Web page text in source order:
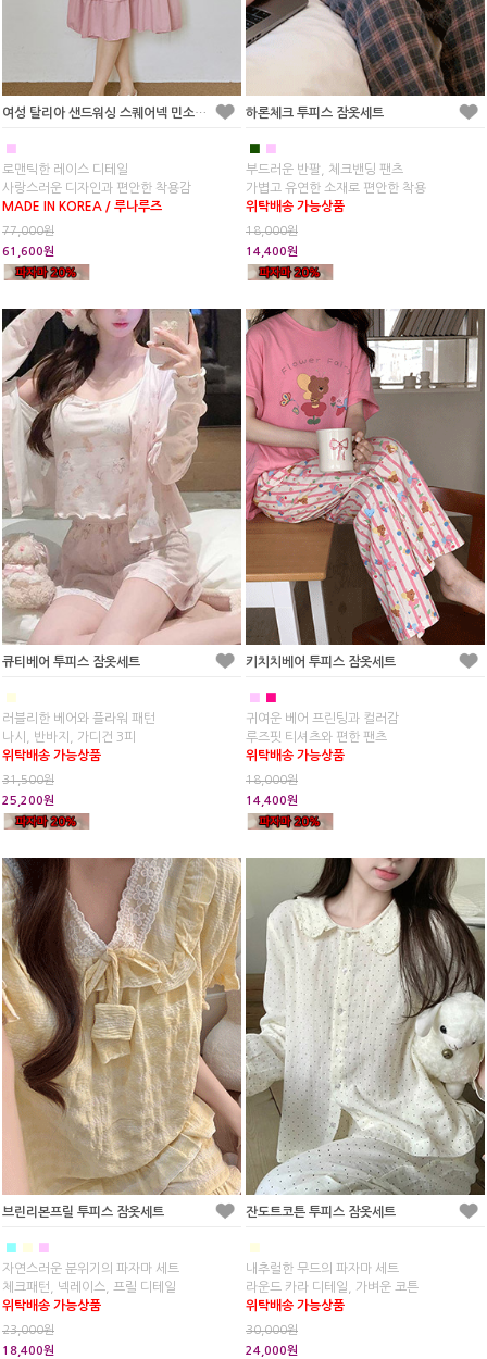
여성 탈리아 샌드워싱 스퀘어넥 민소매 원피스 잠옷
■
로맨틱한 레이스 디테일
사랑스러운 디자인과 편안한 착용감
MADE IN KOREA / 루나루즈
77,000원
61,600원
하론체크 투피스 잠옷세트
■ ■
부드러운 반팔, 체크밴딩 팬츠
가볍고 유연한 소재로 편안한 착용
위탁배송 가능상품
18,000원
14,400원
큐티베어 투피스 잠옷세트
러블리한 베어와 플라워 패턴
나시, 반바지, 가디건 3피
위탁배송 가능상품
31,500원
25,200원
키치치베어 투피스 잠옷세트
■
귀여운 베어 프린팅과 컬러감
루즈핏 티셔츠와 편한 팬츠
위탁배송 가능상품
18,000원
14,400원
브린리본프릴 투피스 잠옷세트
■ ■ ■
자연스러운 분위기의 파자마 세트
체크패턴, 넥레이스, 프릴 디테일
위탁배송 가능상품
23,000원
18,400원
잔도트코튼 투피스 잠옷세트
■
내추럴한 무드의 파자마 세트
라운드 카라 디테일, 가벼운 코튼
위탁배송 가능상품
30,000원
24,000원